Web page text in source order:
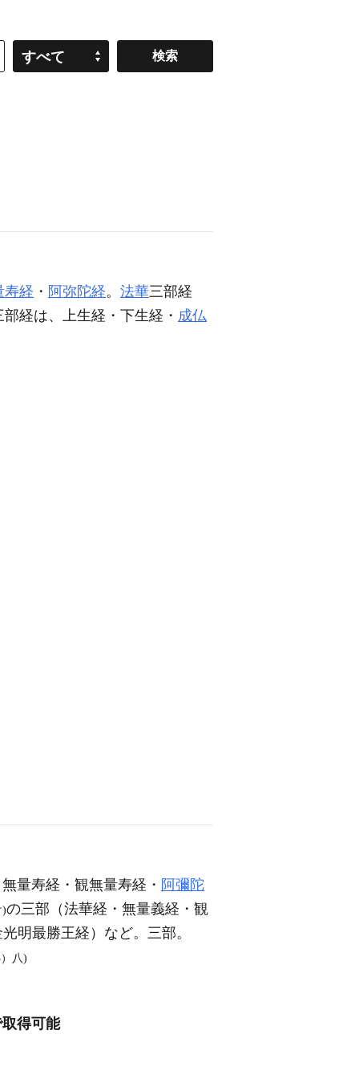
すべて
寿経 ・ 阿弥陀経。 法華三部経
部経は、上生経・下生経・ 成仏
量寿経・観無量寿経・ 阿彌陀
)の三部（法華経・無量義経・観
光明最勝王経）など。三部。
）八)
得可能